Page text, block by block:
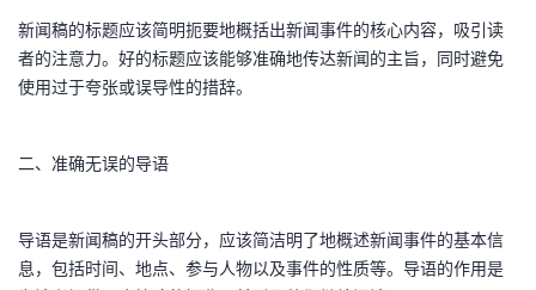
新闻稿的标题应该简明扼要地概括出新闻事件的核心内容，吸引读
者的注意力。好的标题应该能够准确地传达新闻的主旨，同时避免
使用过于夸张或误导性的措辞。
二、准确无误的导语
导语是新闻稿的开头部分，应该简洁明了地概述新闻事件的基本信
息，包括时间、地点、参与人物以及事件的性质等。导语的作用是